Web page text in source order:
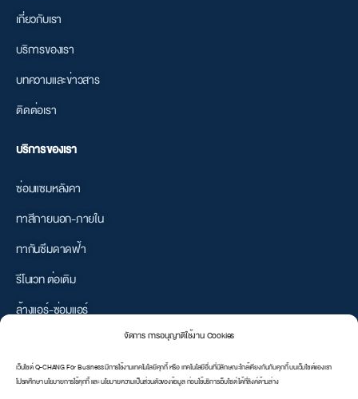
จัดการ การอนุญาติใช้งาน Cookies
เว็บไซต์ Q-CHANG For Business มีการใช้งานเทคโนโลยีคุกกี้ หรือ เทคโนโลยีอื่นที่มีลักษณะใกล้เคียงกันกับคุกกี้ บนเว็บไซต์ของเรา
โปรดศึกษา นโยบายการใช้คุกกี้ และ นโยบายความเป็นส่วนตัวของข้อมูล ก่อนใช้บริการเว็บไซต์ ได้ที่ลิงค์ด้านล่าง
เกี่ยวกับเรา
บริการของเรา
บทความและข่าวสาร
ติดต่อเรา
บริการของเรา
ซ่อมแซมหลังคา
ทาสีภายนอก-ภายใน
ทากันซึมดาดฟ้า
รีโนเวท ต่อเติม
ล้างแอร์-ซ่อมแอร์
เป็นพาทเนอร์กับเรา